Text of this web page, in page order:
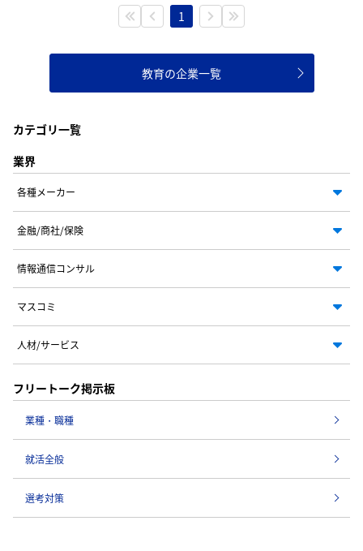
1
教育の企業一覧
カテゴリ一覧
業界
各種メーカー
金融/商社/保険
情報通信コンサル
マスコミ
人材/サービス
フリートーク掲示板
業種・職種
就活全般
選考対策